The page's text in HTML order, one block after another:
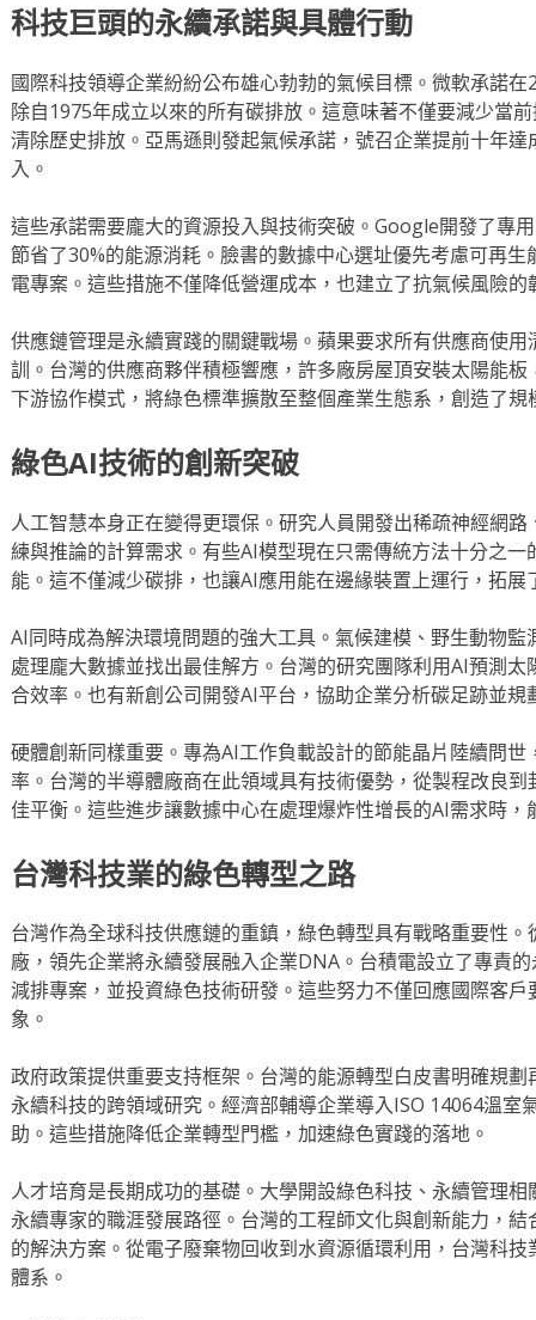
科技巨頭的永續承諾與具體行動
國際科技領導企業紛紛公布雄心勃勃的氣候目標。微軟承諾
除自1975年成立以來的所有碳排放。這意味著不僅要減少當
清除歷史排放。亞馬遜則發起氣候承諾，號召企業提前十年
入。
這些承諾需要龐大的資源投入與技術突破。Google開發了專
節省了30%的能源消耗。臉書的數據中心選址優先考慮可再
電專案。這些措施不僅降低營運成本，也建立了抗氣候風險的
供應鏈管理是永續實踐的關鍵戰場。蘋果要求所有供應商使
訓。台灣的供應商夥伴積極響應，許多廠房屋頂安裝太陽能
下游協作模式，將綠色標準擴散至整個產業生態系，創造了規
綠色AI技術的創新突破
人工智慧本身正在變得更環保。研究人員開發出稀疏神經網
練與推論的計算需求。有些AI模型現在只需傳統方法十分之
能。這不僅減少碳排，也讓AI應用能在邊緣裝置上運行，拓展
AI同時成為解決環境問題的強大工具。氣候建模、野生動物
處理龐大數據並找出最佳解方。台灣的研究團隊利用AI預測
合效率。也有新創公司開發AI平台，協助企業分析碳足跡並規
硬體創新同樣重要。專為AI工作負載設計的節能晶片陸續問
率。台灣的半導體廠商在此領域具有技術優勢，從製程改良
佳平衡。這些進步讓數據中心在處理爆炸性增長的AI需求時
台灣科技業的綠色轉型之路
台灣作為全球科技供應鏈的重鎮，綠色轉型具有戰略重要性
廠，領先企業將永續發展融入企業DNA。台積電設立了專責
減排專案，並投資綠色技術研發。這些努力不僅回應國際客
象。
政府政策提供重要支持框架。台灣的能源轉型白皮書明確規
永續科技的跨領域研究。經濟部輔導企業導入ISO 14064溫室
助。這些措施降低企業轉型門檻，加速綠色實踐的落地。
人才培育是長期成功的基礎。大學開設綠色科技、永續管理
永續專家的職涯發展路徑。台灣的工程師文化與創新能力，
的解決方案。從電子廢棄物回收到水資源循環利用，台灣科
體系。